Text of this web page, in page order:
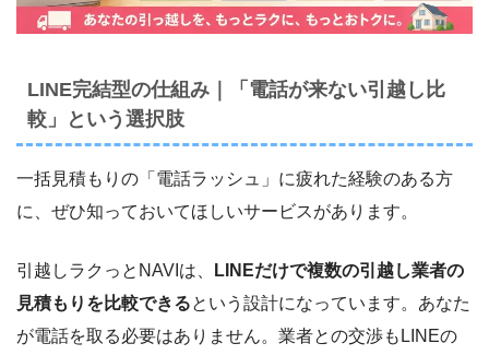
LINE完結型の仕組み｜「電話が来ない引越し比
較」という選択肢
一括見積もりの「電話ラッシュ」に疲れた経験のある方
に、ぜひ知っておいてほしいサービスがあります。
引越しラクっとNAVIは、
LINEだけで複数の引越し業者の
見積もりを比較できるという設計になっています。あなた
が電話を取る必要はありません。業者との交渉もLINEの